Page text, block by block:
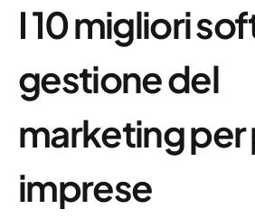
I 10 migliori
gestione del
marketing
imprese